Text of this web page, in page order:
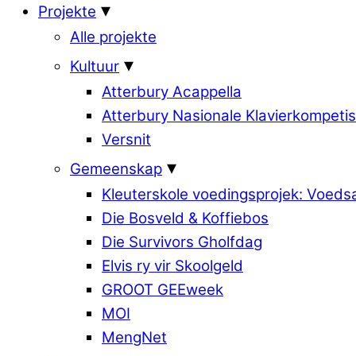
Projekte
Alle projekte
Kultuur
Atterbury Acappella
Atterbury Nasionale
Versnit
Gemeenskap
Kleuterskole voedingsprojek:
Die Bosveld & Koffiebos
Die Survivors Gholfdag
Elvis ry vir Skoolgeld
GROOT GEEweek
MOI
MengNet